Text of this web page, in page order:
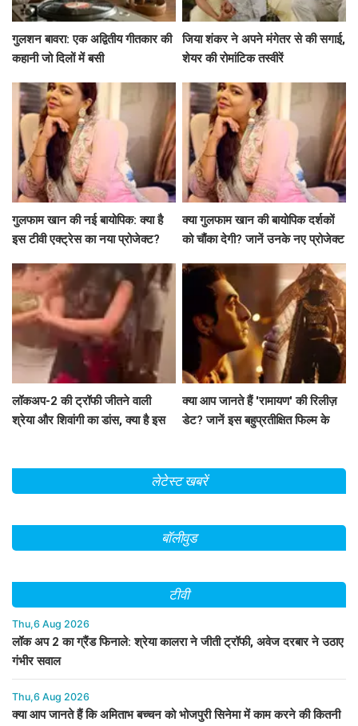
गुलशन बावरा: एक अद्वितीय गीतकार की
कहानी जो दिलों में बसी
जिया शंकर ने अपने मंगेतर से की सगाई,
शेयर की रोमांटिक तस्वीरें
गुलफाम खान की नई बायोपिक: क्या है
इस टीवी एक्ट्रेस का नया प्रोजेक्ट?
क्या गुलफाम खान की बायोपिक दर्शकों
को चौंका देगी? जानें उनके नए प्रोजेक्ट
लॉकअप-2 की ट्रॉफी जीतने वाली
श्रेया और शिवांगी का डांस, क्या है इस
क्या आप जानते हैं 'रामायण' की रिलीज़
डेट? जानें इस बहुप्रतीक्षित फिल्म के
लेटेस्ट खबरें
बॉलीवुड
टीवी
Thu,6 Aug 2026
लॉक अप 2 का ग्रैंड फिनाले: श्रेया कालरा ने जीती ट्रॉफी, अवेज दरबार ने उठाए
गंभीर सवाल
Thu,6 Aug 2026
क्या आप जानते हैं कि अमिताभ बच्चन को भोजपुरी सिनेमा में काम करने की कितनी